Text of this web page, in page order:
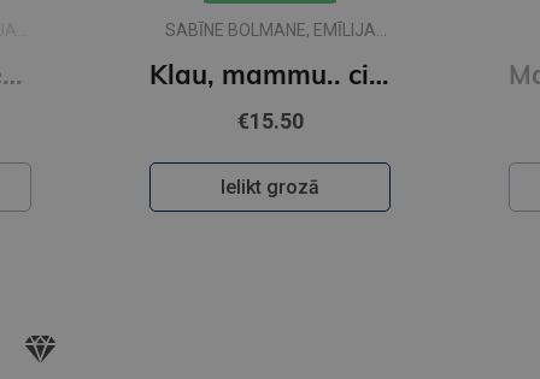
Klau, tēti.. vai desmit ir daudz?
SABĪNE BOLMANE, EMĪLIJA
Klau, mammu.. ciik liela ir pasaule?
€15.50
Ielikt grozā